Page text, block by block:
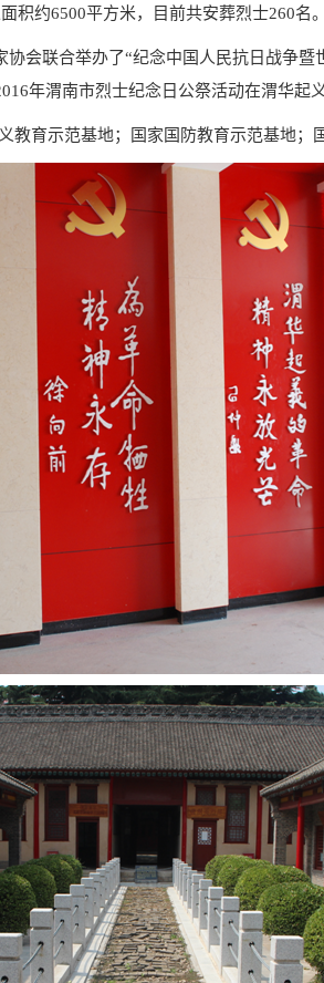
积约6500平方米，目前共安葬烈士260名。
会联合举办了“纪念中国人民抗日战争
年渭南市烈士纪念日公祭活动在渭华起
育示范基地；国家国防教育示范基地；